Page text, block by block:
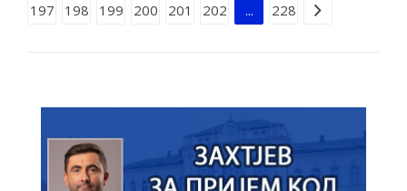
197
198 199 200 201 202 ... 228